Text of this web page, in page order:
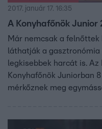
2017. január 17. 16:35
A Konyhafőnök Junior
Már nemcsak a
láthatják a
legkisebbek harcát is.
Konyhafőnök Juniorban
mérkőznek meg
vagyis Fördős Zét,